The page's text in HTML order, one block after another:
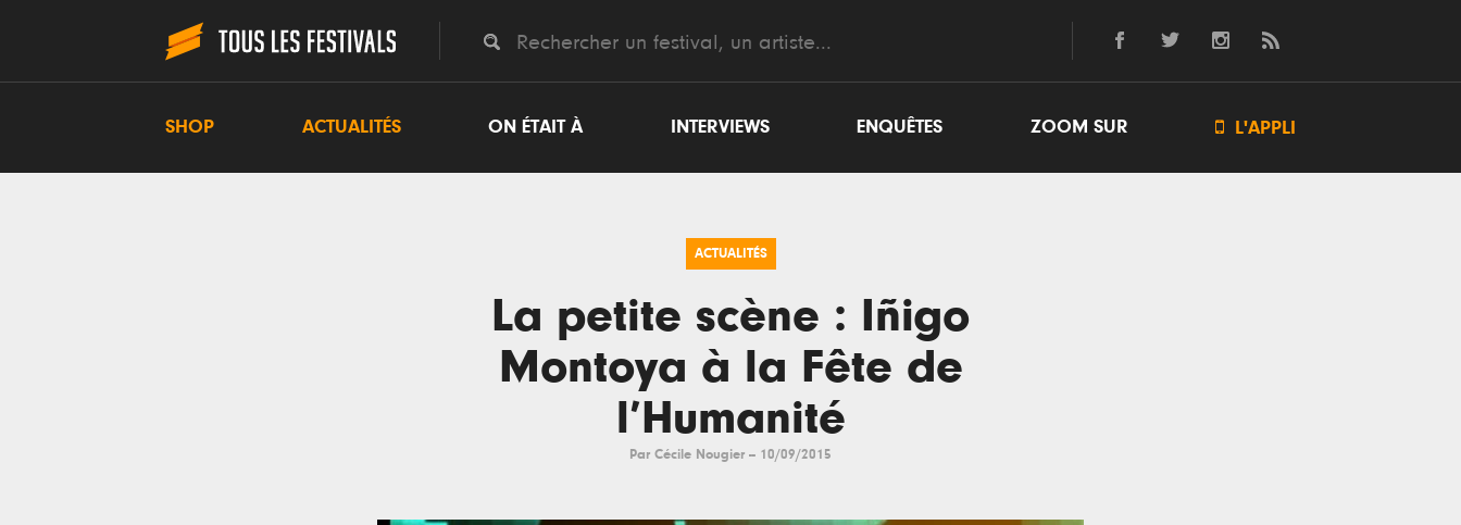
SHOP ACTUALITÉS ON ÉTAIT À INTERVIEWS ENQUÊTES ZOOM SUR  L'APPLI
ACTUALITÉS
La petite scène : Iñigo
Montoya à la Fête de
l’Humanité
Par Cécile Nougier -- 10/09/2015